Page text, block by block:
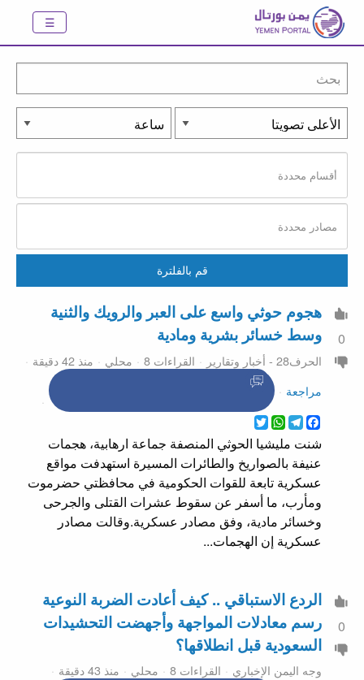
0
هجوم حوثي واسع على العبر والرويك والثنية
وسط خسائر بشرية ومادية
الحرف28 - أخبار وتقارير القراءات 8 محلي
منذ 42 دقيقة
مراجعة
Twitter
WhatsApp
Telegram
Facebook
شنت مليشيا الحوثي المنصفة جماعة ارهابية، هجمات
عنيفة بالصواريخ والطائرات المسيرة استهدفت مواقع
عسكرية تابعة للقوات الحكومية في محافظتي حضرموت
ومأرب، ما أسفر عن سقوط عشرات القتلى والجرحى
وخسائر مادية، وفق مصادر عسكرية.وقالت مصادر
عسكرية إن الهجمات...
0
الردع الاستباقي .. كيف أعادت الضربة النوعية
رسم معادلات المواجهة وأجهضت التحشيدات
السعودية قبل انطلاقها؟
وجه اليمن الإخباري القراءات 8 محلي
منذ 43 دقيقة